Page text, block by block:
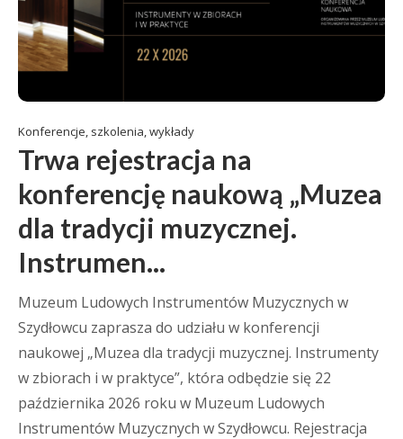
Konferencje, szkolenia, wykłady
Trwa rejestracja na
konferencję naukową „Muzea
dla tradycji muzycznej.
Instrumen...
Muzeum Ludowych Instrumentów Muzycznych w
Szydłowcu zaprasza do udziału w konferencji
naukowej „Muzea dla tradycji muzycznej. Instrumenty
w zbiorach i w praktyce”, która odbędzie się 22
października 2026 roku w Muzeum Ludowych
Instrumentów Muzycznych w Szydłowcu. Rejestracja